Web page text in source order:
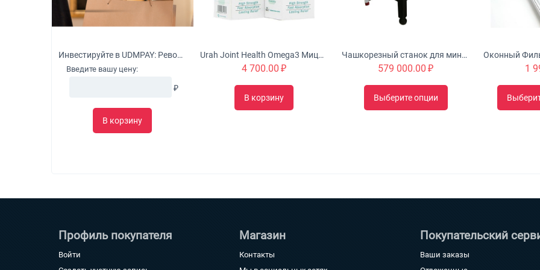
Инвестируйте в UDMPAY: Революционное решение для микробизнеса с потенциалом глобального роста
Введите вашу цену:
₽
В корзину
Urah Joint Health Omega3 Мицеллярный крем с глюкозамином питает, омолаживает и укрепляет суставы
4 700.00 ₽
В корзину
Чашкорезный станок для минибруса "Туборд 2.0"
579 000.00 ₽
Выберите опции
1
Профиль покупателя
Войти
Магазин
Контакты
Покупательский
Ваши заказы